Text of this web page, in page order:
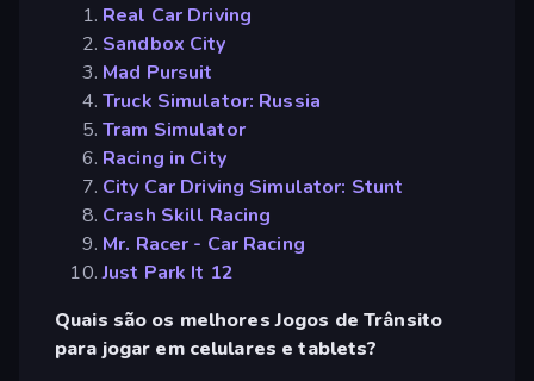
Real Car Driving
Sandbox City
Mad Pursuit
Truck Simulator: Russia
Tram Simulator
Racing in City
City Car Driving Simulator: Stunt
Crash Skill Racing
Mr. Racer - Car Racing
Just Park It 12
Quais são os melhores Jogos de Trânsito
para jogar em celulares e tablets?